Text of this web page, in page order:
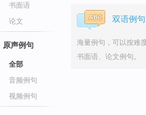
书面语
论文
原声例句
全部
音频例句
视频例句
双语例句
海量例句，可以按难
书面语、论文例句。